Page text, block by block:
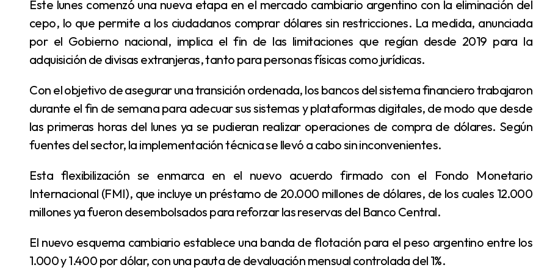
Este lunes comenzó una nueva etapa en el mercado cambiario argentino con la eliminación del
cepo, lo que permite a los ciudadanos comprar dólares sin restricciones. La medida, anunciada
por el Gobierno nacional, implica el fin de las limitaciones que regían desde 2019 para la
adquisición de divisas extranjeras, tanto para personas físicas como jurídicas.
Con el objetivo de asegurar una transición ordenada, los bancos del sistema financiero trabajaron
durante el fin de semana para adecuar sus sistemas y plataformas digitales, de modo que desde
las primeras horas del lunes ya se pudieran realizar operaciones de compra de dólares. Según
fuentes del sector, la implementación técnica se llevó a cabo sin inconvenientes.
Esta flexibilización se enmarca en el nuevo acuerdo firmado con el Fondo Monetario
Internacional (FMI), que incluye un préstamo de 20.000 millones de dólares, de los cuales 12.000
millones ya fueron desembolsados para reforzar las reservas del Banco Central.
El nuevo esquema cambiario establece una banda de flotación para el peso argentino entre los
1.000 y 1.400 por dólar, con una pauta de devaluación mensual controlada del 1%.